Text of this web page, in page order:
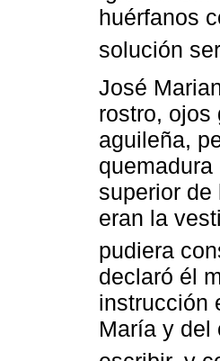
huérfanos
solución
José
rostro, ojos
aguileña,
superior de
eran la
pudiera
declaró él
instrucción
María y del